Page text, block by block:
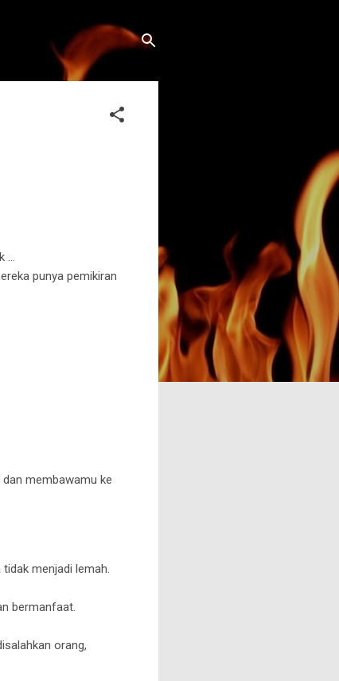
...
punya pemikiran
membawamu ke
menjadi lemah.
bermanfaat.
orang,